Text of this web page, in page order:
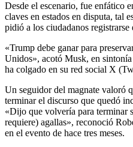
Desde el escenario, fue enfático
claves en estados en disputa, tal
pidió a los ciudadanos registrarse
«Trump debe ganar para
Unidos», acotó Musk, en
ha colgado en su red social X
Un seguidor del magnate valoró
terminar el discurso que quedó
«Dijo que volvería para terminar
requiere) agallas», reconoció
en el evento de hace tres meses.